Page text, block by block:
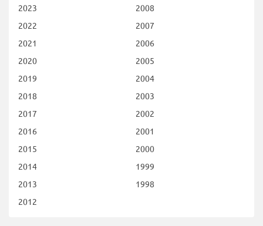
2023
2022
2021
2020
2019
2018
2017
2016
2015
2014
2013
2012
2008
2007
2006
2005
2004
2003
2002
2001
2000
1999
1998